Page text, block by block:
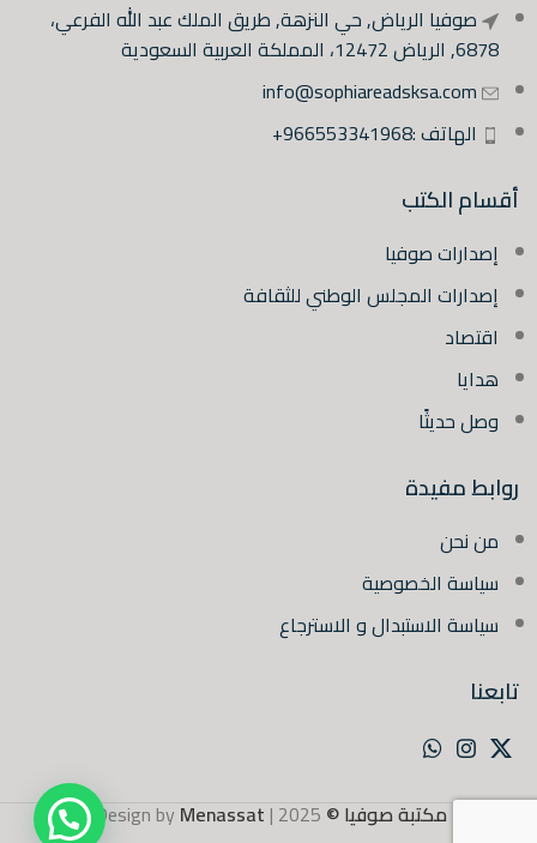
صوفيا الرياض, حي النزهة, طريق الملك عبد الله الفرعي،
6878, الرياض 12472، المملكة العربية السعودية
info@sophiareadsksa.com
الهاتف :966553341968+
أقسام الكتب
إصدارات صوفيا
إصدارات المجلس الوطني للثقافة
اقتصاد
هدايا
وصل حديثًا
روابط مفيدة
من نحن
سياسة الخصوصية
سياسة الاستبدال و الاسترجاع
تابعنا
مكتبة صوفيا © 2025 | Design by
Menassat
.